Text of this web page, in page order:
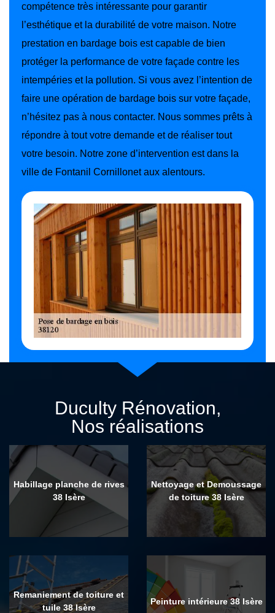
compétence très intéressante pour garantir
l’esthétique et la durabilité de votre maison. Notre
prestation en bardage bois est capable de bien
protéger la performance de votre façade contre les
intempéries et la pollution. Si vous avez l’intention de
faire une opération de bardage bois sur votre façade,
n’hésitez pas à nous contacter. Nous sommes prêts à
répondre à tout votre demande et de réaliser tout
votre besoin. Notre zone d’intervention est dans la
ville de Fontanil Cornillonet aux alentours.
Duculty Rénovation,
Nos réalisations
Habillage planche de rives
38 Isère
Nettoyage et Demoussage
de toiture 38 Isère
Remaniement de toiture et
tuile 38 Isère
Peinture intérieure 38 Isère